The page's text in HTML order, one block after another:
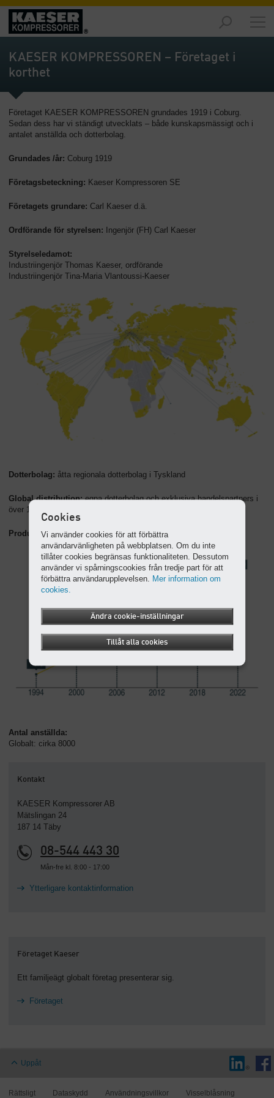
Marknader
-
Översikt
Översikt
Lösningar
-
-
-
Översikt
KAESER KOMPRESSOREN – Företaget i
korthet
Företaget KAESER KOMPRESSOREN grundades 1919 i Coburg.
Sedan dess har vi ständigt utvecklats – både kunskapsmässigt och i
antalet anställda och dotterbolag.
Grundades /år: Coburg 1919
Företagsbeteckning: Kaeser Kompressoren SE
Företagets grundare: Carl Kaeser d.ä.
Ordförande för styrelsen: Ingenjör (FH) Carl Kaeser
Styrelseledamot:
Industriingenjör Thomas Kaeser, ordförande
Industriingenjör Tina-Maria Vlantoussi-Kaeser
Dotterbolag: åtta regionala dotterbolag i Tyskland
Global distribution:egna dotterbolag och exklusiva handelspartners i
över 140 länder
Produktionsplatser: Coburg (huvudfabrik), Gera och Göttingen
Antal anställda:
Globalt: cirka 8000
Kontakt
KAESER Kompressorer AB
Mätslingan 24
187 14 Täby
08-544 443 30
Mån-fre kl. 8:00 - 17:00
Ytterligare kontaktinformation
Företaget Kaeser
Ett familjeägt globalt företag presenterar sig.
Företaget
Uppåt
Rättsligt Dataskydd Användningsvillkor Visselblåsning
Cookies
Vi använder cookies för att förbättra
användarvänligheten på webbplatsen. Om du inte
tillåter cookies begränsas funktionaliteten. Dessutom
använder vi spårningscookies från tredje part för att
förbättra användarupplevelsen. Mer information om
cookies.
Ändra cookie-inställningar
Tillåt alla cookies